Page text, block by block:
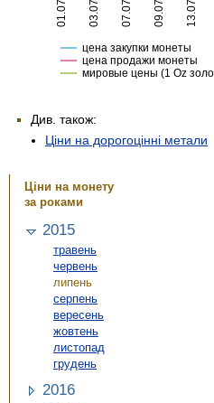
Див. також:
Ціни на дорогоцінні метали
Ціни на монету
за роками
2015
травень
червень
липень
серпень
вересень
жовтень
листопад
грудень
2016